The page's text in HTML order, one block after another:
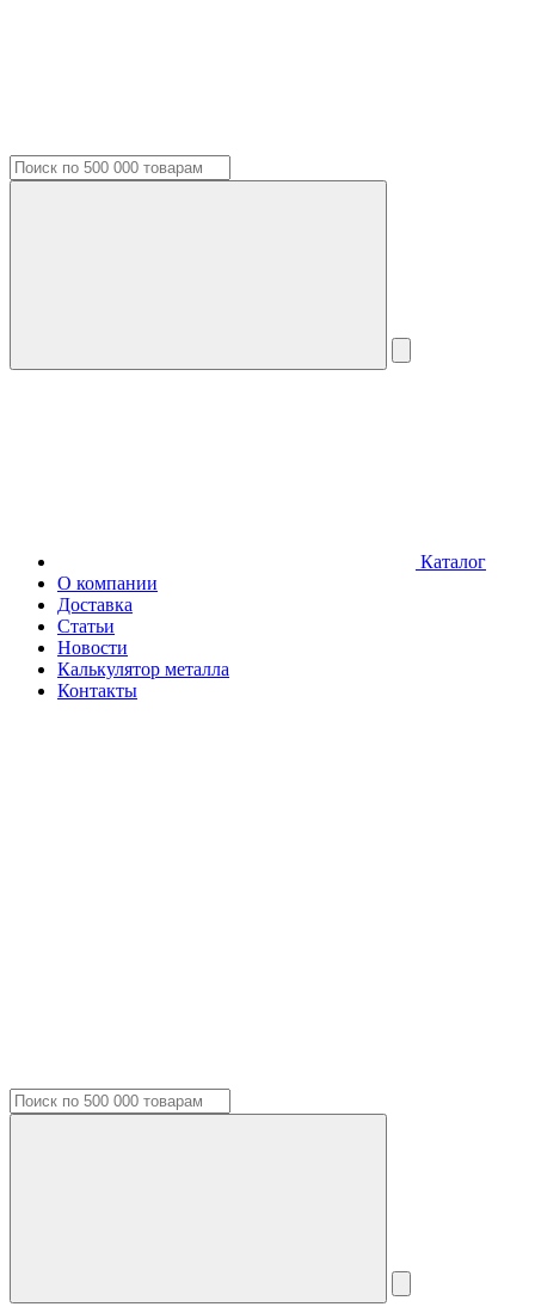
Каталог
О компании
Доставка
Статьи
Новости
Калькулятор металла
Контакты